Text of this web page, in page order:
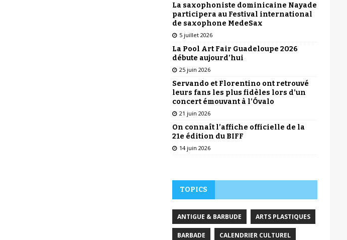
La saxophoniste dominicaine Nayade
participera au Festival international
de saxophone MedeSax
5 juillet 2026
La Pool Art Fair Guadeloupe 2026
débute aujourd’hui
25 juin 2026
Servando et Florentino ont retrouvé
leurs fans les plus fidèles lors d’un
concert émouvant à l’Óvalo
21 juin 2026
On connaît l’affiche officielle de la
21e édition du BIFF
14 juin 2026
TOPICS
ANTIGUE & BARBUDE ARTS PLASTIQUES
BARBADE CALENDRIER CULTUREL